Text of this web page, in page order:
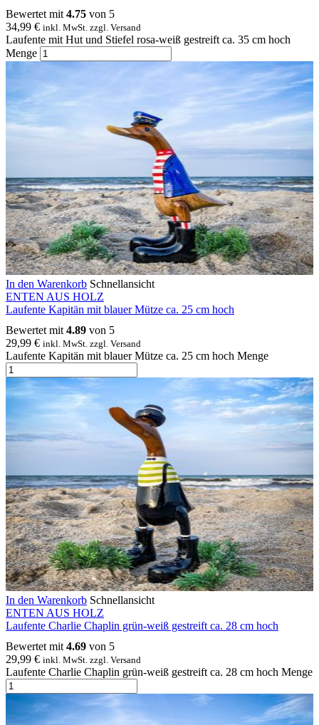
Bewertet mit 4.75 von 5
34,99 € inkl. MwSt. zzgl. Versand
Laufente mit Hut und Stiefel rosa-weiß gestreift ca. 35 cm hoch
Menge
In den Warenkorb Schnellansicht
ENTEN AUS HOLZ
Laufente Kapitän mit blauer Mütze ca. 25 cm hoch
Bewertet mit 4.89 von 5
29,99 € inkl. MwSt. zzgl. Versand
Laufente Kapitän mit blauer Mütze ca. 25 cm hoch Menge
In den Warenkorb Schnellansicht
ENTEN AUS HOLZ
Laufente Charlie Chaplin grün-weiß gestreift ca. 28 cm hoch
Bewertet mit 4.69 von 5
29,99 € inkl. MwSt. zzgl. Versand
Laufente Charlie Chaplin grün-weiß gestreift ca. 28 cm hoch Menge